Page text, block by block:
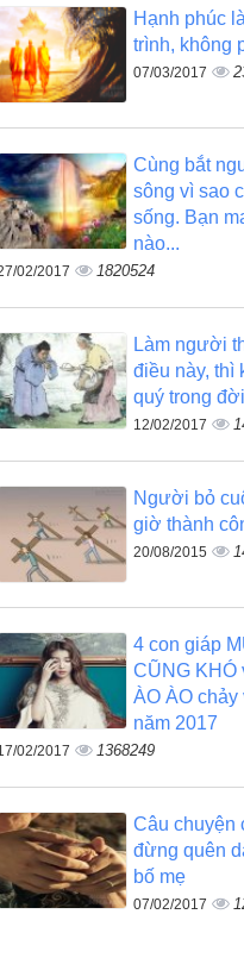
Hạnh phúc
trình, không
07/03/2017
Cùng bắt
sông vì sao
sống. Bạn
nào...
02/2017 1820524
Làm người
điều này, thì
quý trong đời
12/02/2017
Người bỏ
giờ thành
20/08/2015
4 con giáp
CŨNG KHÓ
ÀO ÀO
năm 2017
02/2017 1368249
Câu chuyện
đừng quên
bố mẹ
07/02/2017